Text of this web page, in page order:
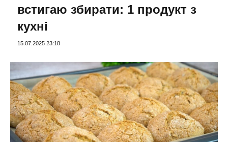
встигаю збирати: 1 продукт з
кухні
15.07.2025 23:18